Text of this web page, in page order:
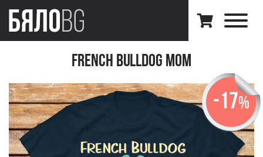
French Bulldog Mom
-17%